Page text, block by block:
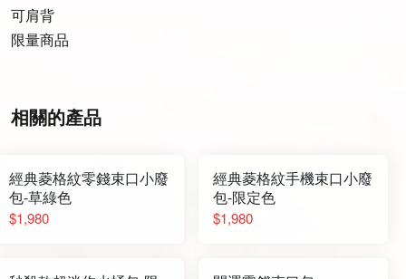
可肩背
限量商品
相關的產品
經典菱格紋零錢束口小廢
包-草綠色
$1,980
經典菱格紋手機束口小廢
包-限定色
$1,980